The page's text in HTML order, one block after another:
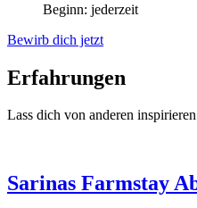
Beginn: jederzeit
Bewirb dich jetzt
Erfahrungen
Lass dich von anderen
Sarinas Farmstay